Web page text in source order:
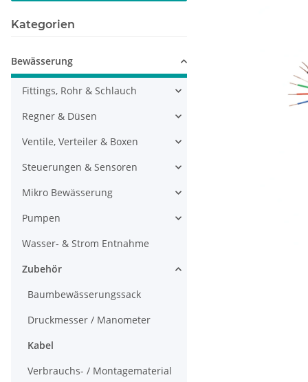
Kategorien
Bewässerung
Fittings, Rohr & Schlauch
Regner & Düsen
Ventile, Verteiler & Boxen
Steuerungen & Sensoren
Mikro Bewässerung
Pumpen
Wasser- & Strom Entnahme
Zubehör
Baumbewässerungssack
Druckmesser / Manometer
Kabel
Verbrauchs- / Montagematerial